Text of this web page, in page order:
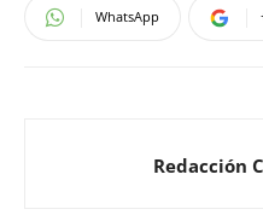
WhatsApp
Redacción